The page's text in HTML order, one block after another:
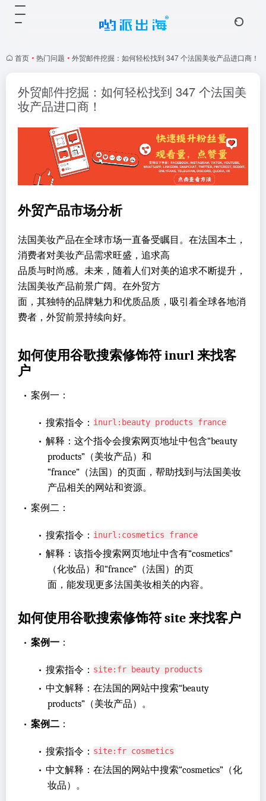
首页 • 热门问题 • 外贸邮件挖掘：如何轻松找到 347 个法国美妆产品进口商！
外贸邮件挖掘：如何轻松找到 347 个法国美
妆产品进口商！
外贸产品市场分析
法国美妆产品在全球市场一直备受瞩目。在法国本土，
消费者对美妆产品需求旺盛，追求高
品质与时尚感。未来，随着人们对美的追求不断提升，
法国美妆产品前景广阔。在外贸方
面，其独特的品牌魅力和优质品质，吸引着全球各地消
费者，外贸前景持续向好。
如何使用谷歌搜索修饰符 inurl 来找客
户
• 案例一：
• 搜索指令： inurl:beauty products france
• 解释：这个指令会搜索网页地址中包含“beauty
products”（美妆产品）和
“france”（法国）的页面，帮助找到与法国美妆
产品相关的网站和资源。
• 案例二：
• 搜索指令： inurl:cosmetics france
• 解释：该指令搜索网页地址中含有“cosmetics”
（化妆品）和“france”（法国）的页
面，能发现更多法国美妆相关的内容。
如何使用谷歌搜索修饰符 site 来找客户
• 案例一 ：
• 搜索指令： site:fr beauty products
• 中文解释：在法国的网站中搜索“beauty
products”（美妆产品）。
• 案例二 ：
• 搜索指令： site:fr cosmetics
• 中文解释：在法国的网站中搜索“cosmetics”（化
妆品）。